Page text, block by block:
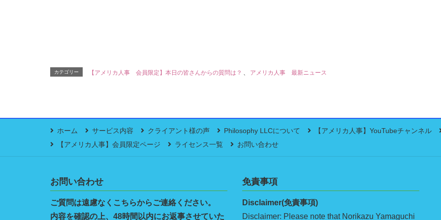
カテゴリー 【アメリカ人事 会員限定】本日の皆さんからの質問は？ アメリカ人事 最新ニュース
ホーム サービス内容 クライアント様の声 Philosophy LLCについて 【アメリカ人事】YouTubeチャンネル
【アメリカ人事】会員限定ページ
ライセンス一覧 お問い合わせ
お問い合わせ
ご質問は遠慮なくこちらからご連絡ください。
内容を確認の上、48時間以内にお返事させていた
免責事項
Disclaimer(免責事項)
Disclaimer: Please note that Norikazu Yamaguchi